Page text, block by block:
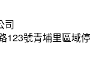
司
123號青埔里區域